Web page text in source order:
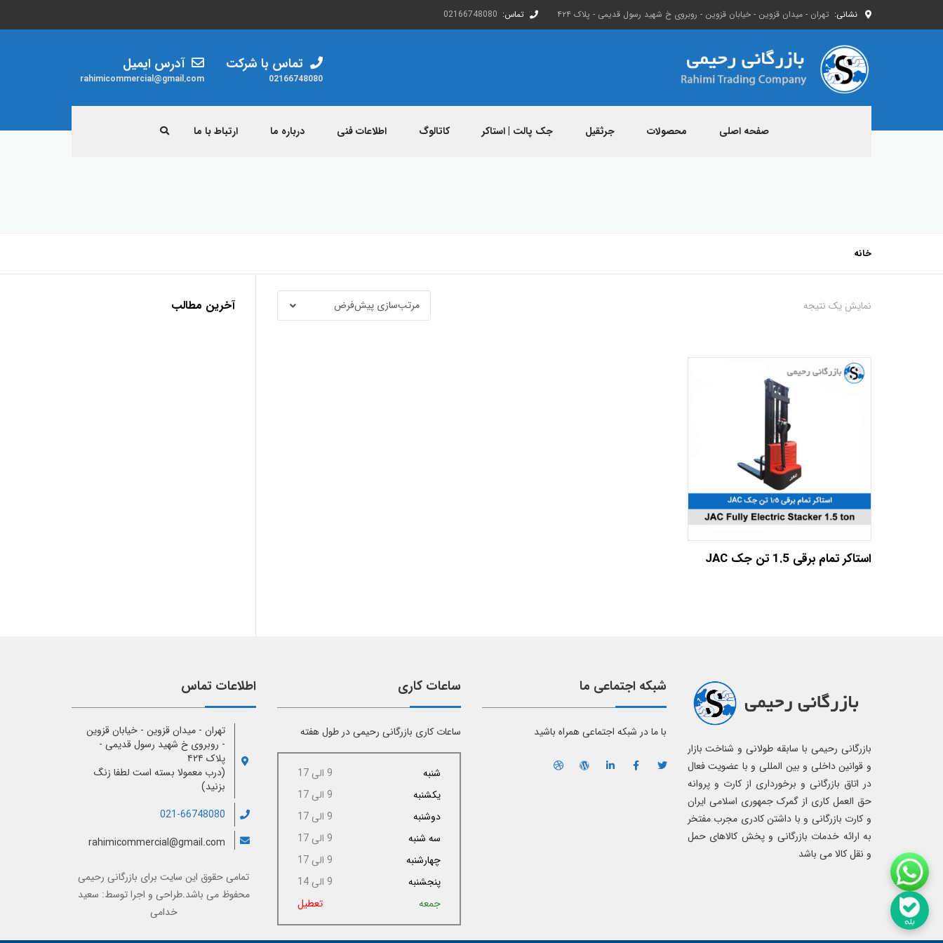
نشانی: تهران - میدان قزوین - خیابان قزوین - روبروی خ شهید رسول قدیمی - پلاک ۴۲۴ تماس: 02166748080
تماس با شرکت
02166748080
آدرس ایمیل
rahimicommercial@gmail.com
صفحه اصلی محصولات جرثقیل جک پالت | استاکر کاتالوگ
جرثقیل ویتال
پولیفت ویتال
اطلاعات فنی درباره ما ارتباط با ما
خانه
نمایش یک نتیجه
استاکر تمام برقی 1.5 تن جک JAC
آخرین مطالب
بازرگانی رحیمی با سابقه طولانی و شناخت بازار
و قوانین داخلی و بین المللی و با عضویت فعال
در اتاق بازرگانی و برخورداری از کارت و پروانه
حق العمل کاری از گمرک جمهوری اسلامی ایران
و کارت بازرگانی و با داشتن کادری مجرب مفتخر
به ارائه خدمات بازرگانی و پخش کالاهای حمل
و نقل کالا می باشد
شبکه اجتماعی ما
با ما در شبکه اجتماعی همراه باشید
ساعات کاری
ساعات کاری بازرگانی رحیمی در طول هفته
شنبه
9 الی 17
یکشنبه
9 الی 17
دوشنبه
9 الی 17
سه شنبه
9 الی 17
چهارشنبه
9 الی 17
پنجشنبه
9 الی 14
جمعه
تعطیل
اطلاعات تماس
تهران - میدان قزوین - خیابان قزوین
- روبروی خ شهید رسول قدیمی -
پلاک ۴۲۴
(درب معمولا بسته است لطفا زنگ
بزنید)
021-66748080
rahimicommercial@gmail.com
تمامی حقوق این سایت برای بازرگانی رحیمی
محفوظ می باشد.طراحی و اجرا توسط: سعید
خدامی